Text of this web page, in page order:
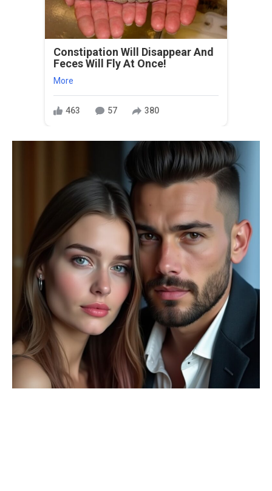
Constipation Will Disappear And
Feces Will Fly At Once!
More
463 57 380